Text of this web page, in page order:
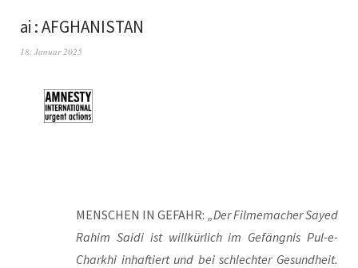
ai : AFGHANISTAN
18. Januar 2025
MENSCHEN IN GEFAHR: „Der Fil­me­ma­cher Say­ed
Rahim Sai­di ist will­kür­lich im Gefäng­nis Pul-e-
Charkhi inhaf­tiert und bei schlech­ter Gesund­heit.